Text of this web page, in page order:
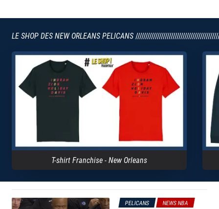
LE SHOP DES NEW ORLEANS PELICANS
T-shirt Franchise - New Orleans
PELICANS NEWS NBA